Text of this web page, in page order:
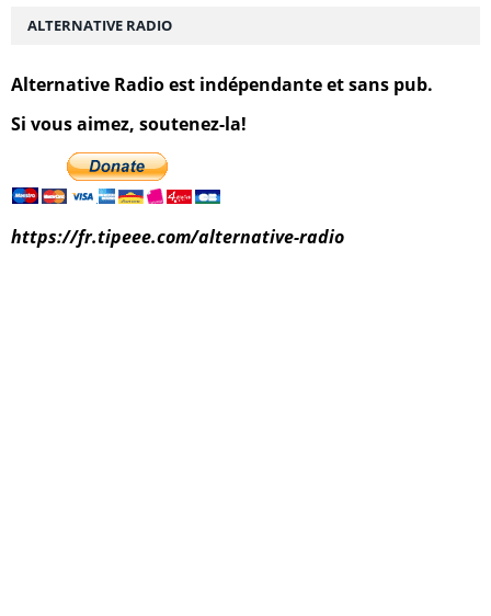
ALTERNATIVE RADIO
Alternative Radio est indépendante et sans pub.
Si vous aimez, soutenez-la!
https://fr.tipeee.com/alternative-radio